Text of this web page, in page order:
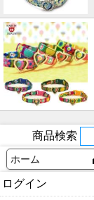
商品検索
ホーム
ログイン